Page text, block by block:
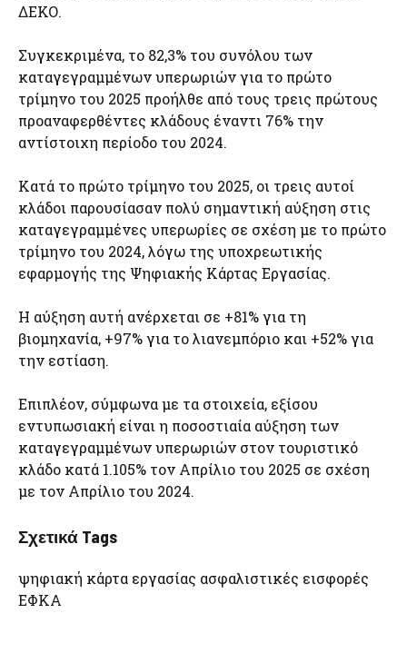
ΔΕΚΟ.
Συγκεκριμένα, το 82,3% του συνόλου των
καταγεγραμμένων υπερωριών για το πρώτο
τρίμηνο του 2025 προήλθε από τους τρεις πρώτους
προαναφερθέντες κλάδους έναντι 76% την
αντίστοιχη περίοδο του 2024.
Κατά το πρώτο τρίμηνο του 2025, οι τρεις αυτοί
κλάδοι παρουσίασαν πολύ σημαντική αύξηση στις
καταγεγραμμένες υπερωρίες σε σχέση με το πρώτο
τρίμηνο του 2024, λόγω της υποχρεωτικής
εφαρμογής της Ψηφιακής Κάρτας Εργασίας.
Η αύξηση αυτή ανέρχεται σε +81% για τη
βιομηχανία, +97% για το λιανεμπόριο και +52% για
την εστίαση.
Επιπλέον, σύμφωνα με τα στοιχεία, εξίσου
εντυπωσιακή είναι η ποσοστιαία αύξηση των
καταγεγραμμένων υπερωριών στον τουριστικό
κλάδο κατά 1.105% τον Απρίλιο του 2025 σε σχέση
με τον Απρίλιο του 2024.
Σχετικά Tags
ψηφιακή κάρτα εργασίας ασφαλιστικές εισφορές
ΕΦΚΑ